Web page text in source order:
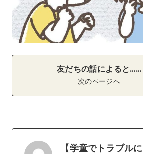
友だちの話によると……
次のページへ
【学童でトラブル